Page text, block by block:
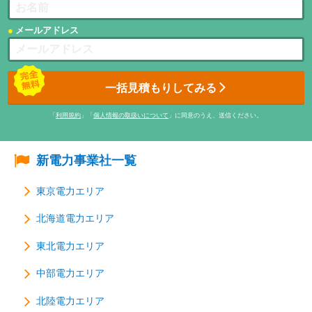
メールアドレス
一括見積もりしてみる
「 利用規約 」「 個人情報の取扱いについて 」に同意のうえ、送信ください。
新電力事業社一覧
東京電力エリア
北海道電力エリア
東北電力エリア
中部電力エリア
北陸電力エリア